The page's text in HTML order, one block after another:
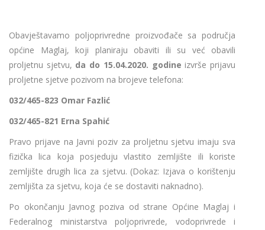
Obavještavamo poljoprivredne proizvođače sa područja
općine Maglaj, koji planiraju obaviti ili su već obavili
proljetnu sjetvu, da do 15.04.2020. godine izvrše prijavu
proljetne sjetve pozivom na brojeve telefona:
032/465-823 Omar Fazlić
032/465-821 Erna Spahić
Pravo prijave na Javni poziv za proljetnu sjetvu imaju sva
fizička lica koja posjeduju vlastito zemljište ili koriste
zemljište drugih lica za sjetvu. (Dokaz: Izjava o korištenju
zemljišta za sjetvu, koja će se dostaviti naknadno).
Po okončanju Javnog poziva od strane Općine Maglaj i
Federalnog ministarstva poljoprivrede, vodoprivrede i